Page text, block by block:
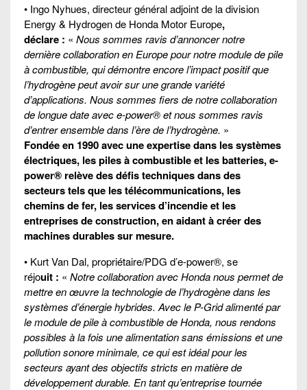
• Ingo Nyhues, directeur général adjoint de la division
Energy & Hydrogen de Honda Motor Europe,
déclare : « Nous sommes ravis d’annoncer notre
dernière collaboration en Europe pour notre module de pile
à combustible, qui démontre encore l’impact positif que
l’hydrogène peut avoir sur une grande variété
d’applications. Nous sommes fiers de notre collaboration
de longue date avec e-power® et nous sommes ravis
d’entrer ensemble dans l’ère de l’hydrogène. »
Fondée en 1990 avec une expertise dans les systèmes
électriques, les piles à combustible et les batteries, e-
power® relève des défis techniques dans des
secteurs tels que les télécommunications, les
chemins de fer, les services d’incendie et les
entreprises de construction, en aidant à créer des
machines durables sur mesure.
• Kurt Van Dal, propriétaire/PDG d’e-power®, se
réjouit : « Notre collaboration avec Honda nous permet de
mettre en œuvre la technologie de l’hydrogène dans les
systèmes d’énergie hybrides. Avec le P-Grid alimenté par
le module de pile à combustible de Honda, nous rendons
possibles à la fois une alimentation sans émissions et une
pollution sonore minimale, ce qui est idéal pour les
secteurs ayant des objectifs stricts en matière de
développement durable. En tant qu’entreprise tournée